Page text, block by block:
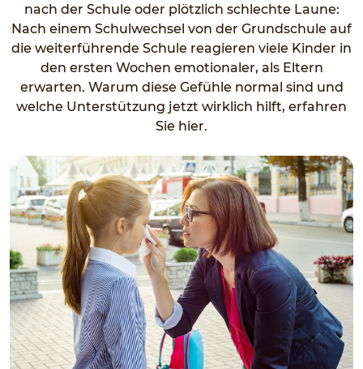
nach der Schule oder plötzlich schlechte Laune:
Nach einem Schulwechsel von der Grundschule auf
die weiterführende Schule reagieren viele Kinder in
den ersten Wochen emotionaler, als Eltern
erwarten. Warum diese Gefühle normal sind und
welche Unterstützung jetzt wirklich hilft, erfahren
Sie hier.